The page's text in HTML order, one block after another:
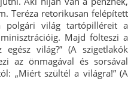
Teréza retorikusan felépített
polgári világ tartópilléreit a
Majd fölteszi a
világ?” (A szigetlakók
az önmagával és sorsával
„Miért szültél a világra!” (A